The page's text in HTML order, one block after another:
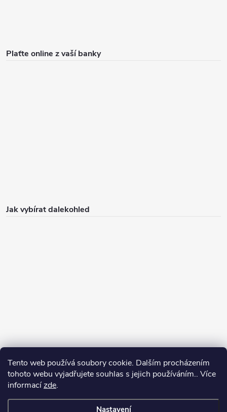
Tento web používá soubory cookie. Dalším procházením
tohoto webu vyjadřujete souhlas s jejich používáním.. Více
informacízde.
Nastavení
Plaťte online z vaší banky
Jak vybírat dalekohled
Jak vybírat puškohled